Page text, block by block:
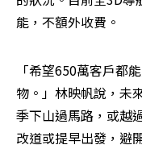
能，不額外收費。
「希望650萬客戶都
物。」林映帆說，未
季下山過馬路，或越
改道或提早出發，避